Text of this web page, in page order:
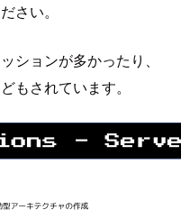
さい。
ションが多かったり、
もされています。